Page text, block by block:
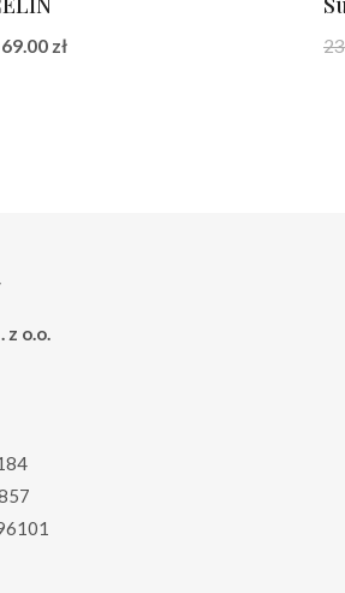
Pierwotna
69.00 złAktualna
z o.o.